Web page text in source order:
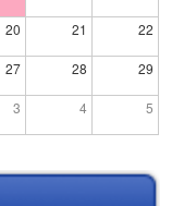
20 21 22
27 28 29
3 4 5